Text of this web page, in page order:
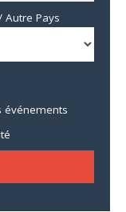
Autre Pays
événements